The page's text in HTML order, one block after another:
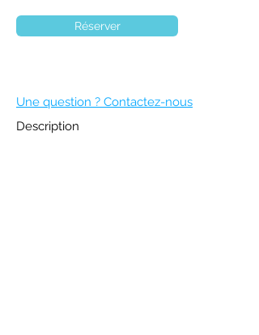
Réserver
Une question ? Contactez-nous
Description